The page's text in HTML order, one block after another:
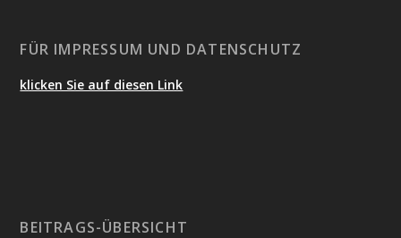
FÜR IMPRESSUM UND DATENSCHUTZ
klicken Sie auf diesen Link
BEITRAGS-ÜBERSICHT